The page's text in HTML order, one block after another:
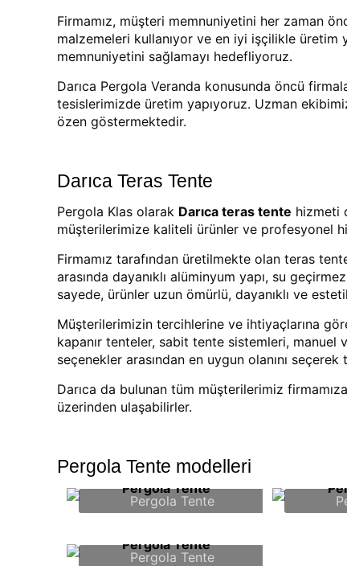
Firmamız, müşteri memnuniyetini her zaman
malzemeleri kullanıyor ve en iyi işçilikle üretim
memnuniyetini sağlamayı hedefliyoruz.
Darıca Pergola Veranda konusunda öncü
tesislerimizde üretim yapıyoruz. Uzman
özen göstermektedir.
Darıca Teras Tente
Pergola Klas olarak Darıca teras tente hizmeti
müşterilerimize kaliteli ürünler ve profesyonel
Firmamız tarafından üretilmekte olan teras
arasında dayanıklı alüminyum yapı, su
sayede, ürünler uzun ömürlü, dayanıklı ve
Müşterilerimizin tercihlerine ve ihtiyaçlarına
kapanır tenteler, sabit tente sistemleri,
seçenekler arasından en uygun olanını
Darıca da bulunan tüm müşterilerimiz
üzerinden ulaşabilirler.
Pergola Tente modelleri
Pergola Tente
Pergola Tente